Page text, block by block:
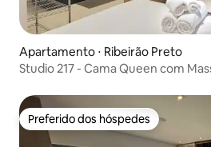
Apartamento ⋅ Ribeirão Preto
Studio 217 - Cama Queen com
Preferido dos hóspedes
Preferido dos hóspedes